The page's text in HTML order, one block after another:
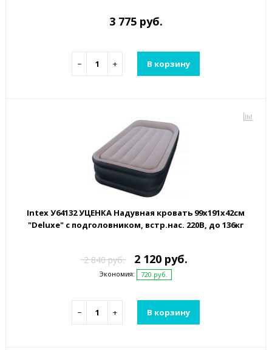
3 775 руб.
− + В корзину
Intex У64132 УЦЕНКА Надувная кровать 99х191х42см
"Deluxe" с подголовником, встр.нас. 220В, до 136кг
2 840 руб. 2 120 руб.
Экономия: 720 руб.
− + В корзину